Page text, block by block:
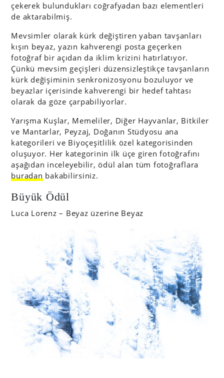
çekerek bulundukları coğrafyadan bazı elementleri
de aktarabilmiş.
Mevsimler olarak kürk değiştiren yaban tavşanları
kışın beyaz, yazın kahverengi posta geçerken
fotoğraf bir açıdan da iklim krizini hatırlatıyor.
Çünkü mevsim geçişleri düzensizleştikçe tavşanların
kürk değişiminin senkronizosyonu bozuluyor ve
beyazlar içerisinde kahverengi bir hedef tahtası
olarak da göze çarpabiliyorlar.
Yarışma Kuşlar, Memeliler, Diğer Hayvanlar, Bitkiler
ve Mantarlar, Peyzaj, Doğanın Stüdyosu ana
kategorileri ve Biyoçeşitlilik özel kategorisinden
oluşuyor. Her kategorinin ilk üçe giren fotoğrafını
aşağıdan inceleyebilir, ödül alan tüm fotoğraflara
buradan bakabilirsiniz.
Büyük Ödül
Luca Lorenz – Beyaz üzerine Beyaz